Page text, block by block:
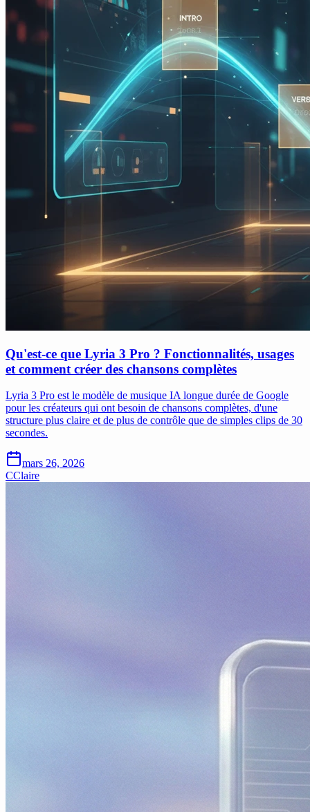
Qu'est-ce que Lyria 3 Pro ? Fonctionnalités, usages
et comment créer des chansons complètes
Lyria 3 Pro est le modèle de musique IA longue durée de Google
pour les créateurs qui ont besoin de chansons complètes, d'une
structure plus claire et de plus de contrôle que de simples clips de 30
secondes.
mars 26, 2026
CClaire